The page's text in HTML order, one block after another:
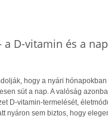
a D-vitamin és a
hogy a nyári
süt a nap. A valóság
D-vitamin-termelését,
nyáron sem biztos, hogy